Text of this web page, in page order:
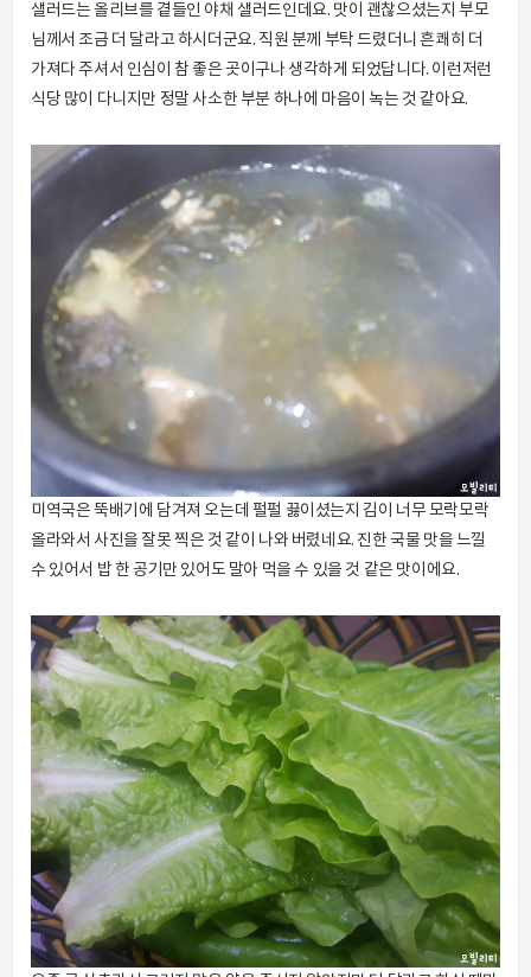
샐러드는 올리브를 곁들인 야채 샐러드인데요. 맛이 괜찮으셨는지 부모
님께서 조금 더 달라고 하시더군요. 직원 분께 부탁 드렸더니 흔쾌히 더
가져다 주셔서 인심이 참 좋은 곳이구나 생각하게 되었답니다. 이런저런
식당 많이 다니지만 정말 사소한 부분 하나에 마음이 녹는 것 같아요.
미역국은 뚝배기에 담겨져 오는데 펄펄 끓이셨는지 김이 너무 모락모락
올라와서 사진을 잘못 찍은 것 같이 나와 버렸네요. 진한 국물 맛을 느낄
수 있어서 밥 한 공기만 있어도 말아 먹을 수 있을 것 같은 맛이에요.